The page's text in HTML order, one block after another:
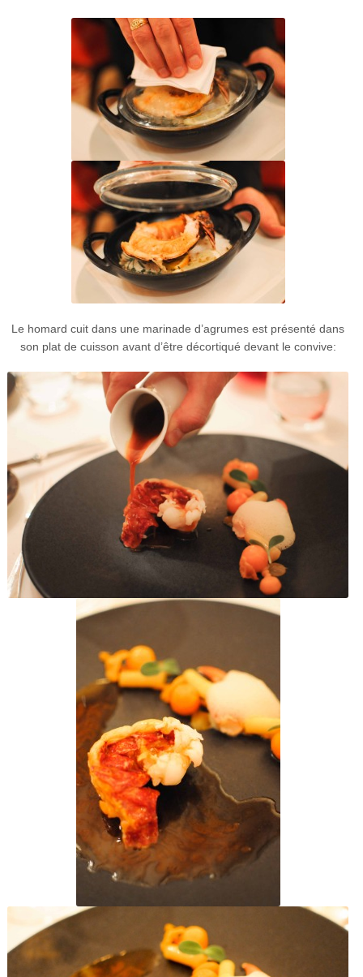
Le homard cuit dans une marinade d’agrumes est présenté dans
son plat de cuisson avant d’être décortiqué devant le convive: